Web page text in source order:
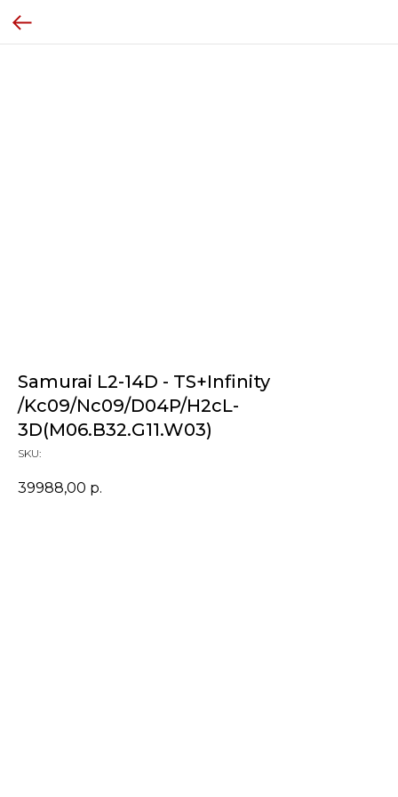
Samurai L2-14D - TS+Infinity
/Kc09/Nc09/D04P/H2cL-
3D(M06.B32.G11.W03)
SKU:
39988,00 р.